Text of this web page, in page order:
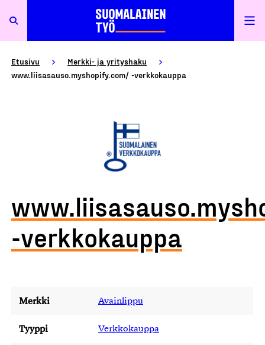
Etusivu
Merkki- ja yrityshaku
www.liisasauso.myshopify.com/ -verkkokauppa
-verkkokauppa
Merkki Avainlippu
Tyyppi Verkkokauppa